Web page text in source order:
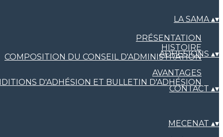
LA SAMA▴▾
PRÉSENTATION
HISTOIRE
COMPOSITION DU CONSEIL D'ADMINISTRATION
ADHESIONS ▴▾
AVANTAGES
D'ADHÉSION ET BULLETIN D'ADHÉSION
CONTACT ▴▾
MECENAT ▴▾